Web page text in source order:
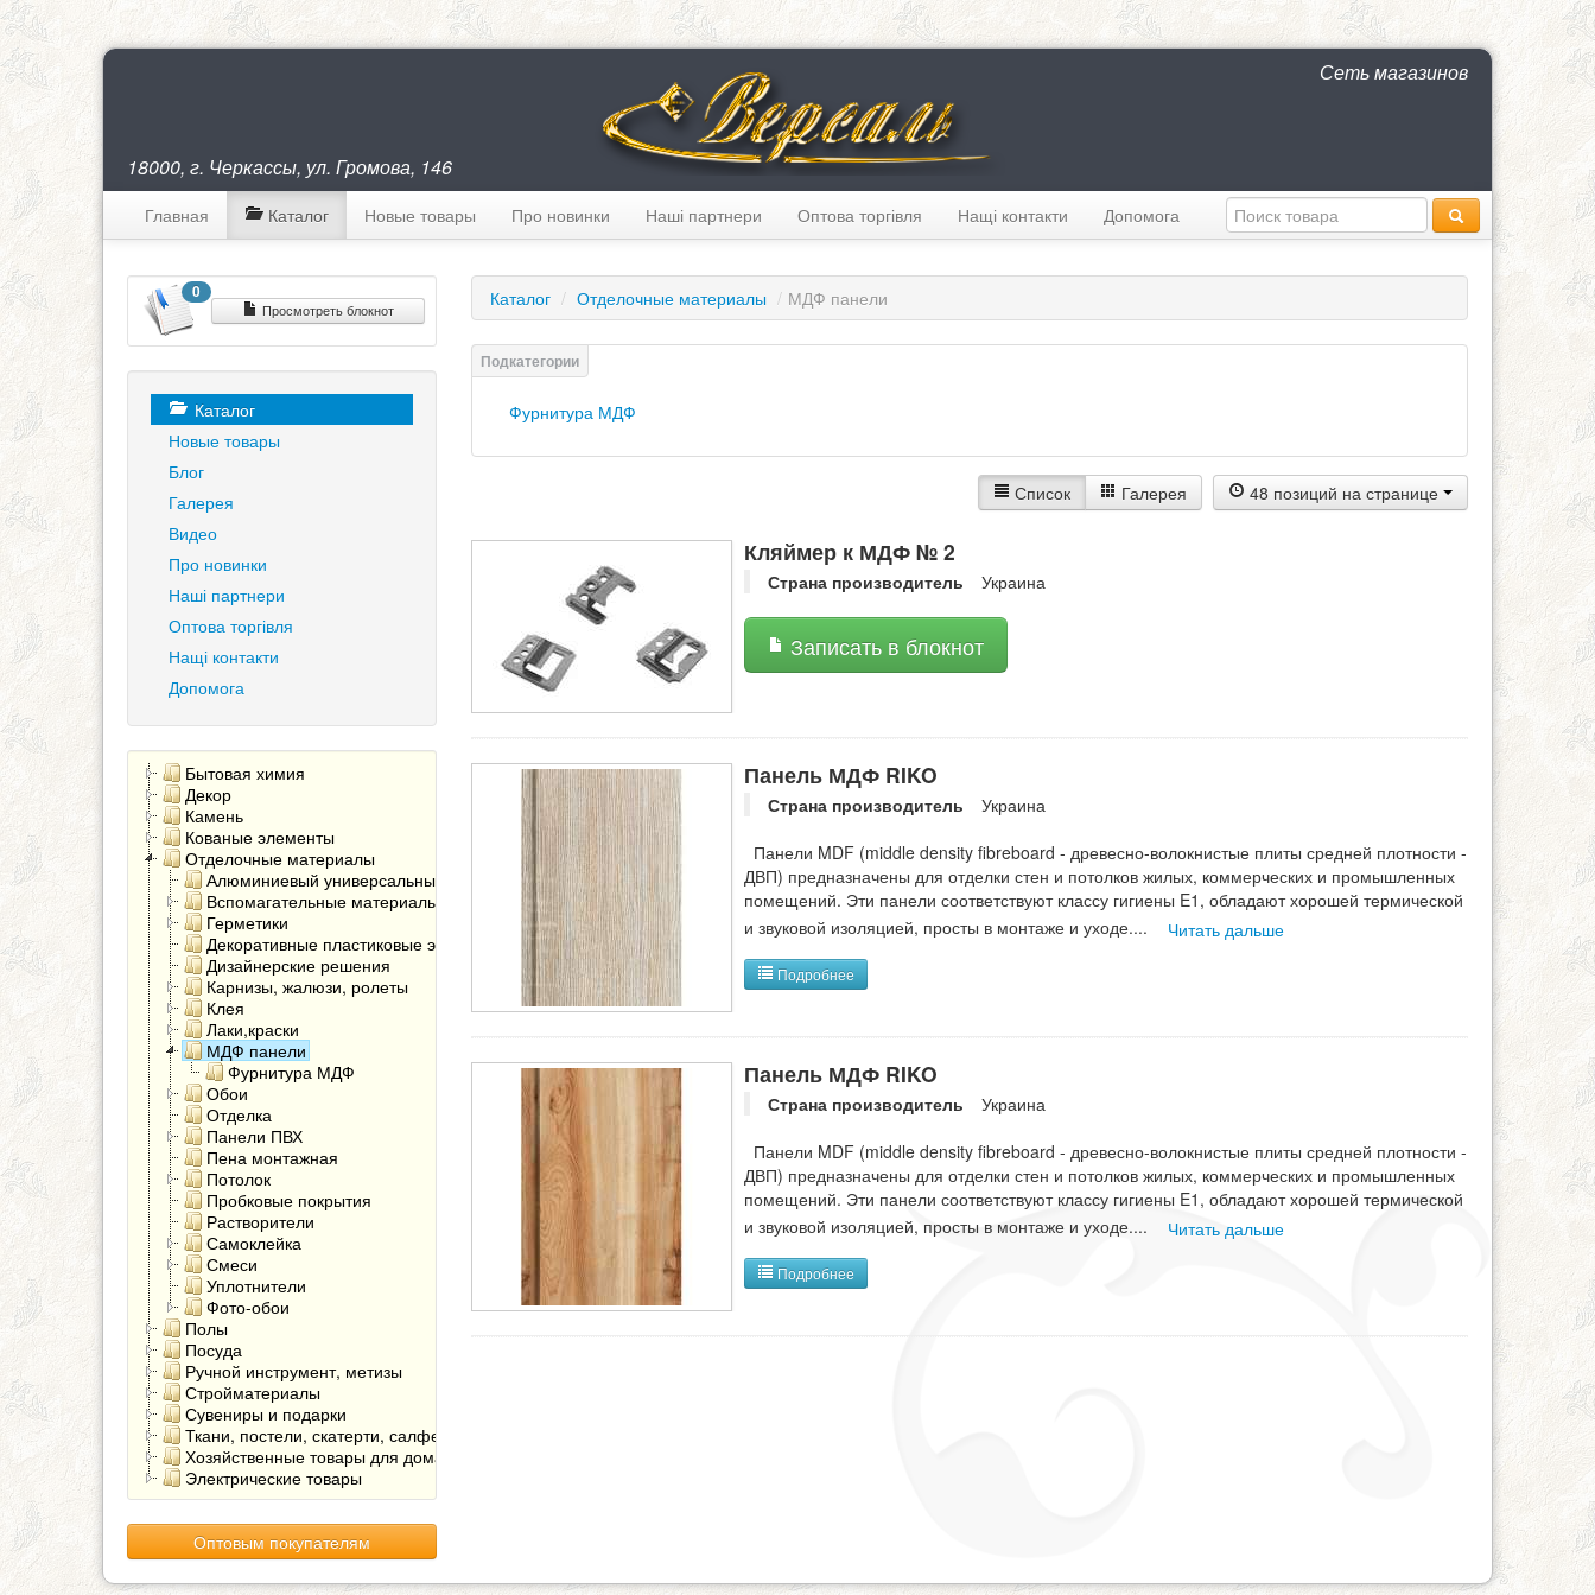
Сеть магазинов
18000, г. Черкассы, ул. Громова, 146
Главная Каталог Новые товары Про новинки Наші партнери Оптова торгівля Нащі контакти Допомога
0
Просмотреть блокнот
Каталог
Новые товары
Блог
Галерея
Видео
Про новинки
Наші партнери
Оптова торгівля
Нащі контакти
Допомога
Бытовая химия
Декор
Камень
Кованые элементы
Отделочные материалы
Алюминиевый универсальный угол
Вспомагательные материалы
Герметики
Декоративные пластиковые элементы
Дизайнерские решения
Карнизы, жалюзи, ролеты
Клея
Лаки,краски
МДФ панели
Фурнитура МДФ
Обои
Отделка
Панели ПВХ
Пена монтажная
Потолок
Пробковые покрытия
Растворители
Самоклейка
Смеси
Уплотнители
Фото-обои
Полы
Посуда
Ручной инструмент, метизы
Стройматериалы
Сувениры и подарки
Ткани, постели, скатерти, салфетки
Хозяйственные товары для дома
Электрические товары
Оптовым покупателям
Каталог / Отделочные материалы / МДФ панели
Фурнитура МДФ
Список Галерея 48 позиций на странице
Кляймер к МДФ № 2
Страна производитель Украина
Записать в блокнот
Панель МДФ RIKO
Страна производитель
Украина
Панели MDF (middle density fibreboard - древесно-волокнистые плиты средней плотности -
ДВП) предназначены для отделки стен и потолков жилых, коммерческих и промышленных
помещений. Эти панели соответствуют классу гигиены E1, обладают хорошей термической
и звуковой изоляцией, просты в монтаже и уходе.... Читать дальше
Подробнее
Панель МДФ RIKO
Страна производитель
Украина
Панели MDF (middle density fibreboard - древесно-волокнистые плиты средней плотности -
ДВП) предназначены для отделки стен и потолков жилых, коммерческих и промышленных
помещений. Эти панели соответствуют классу гигиены E1, обладают хорошей термической
и звуковой изоляцией, просты в монтаже и уходе.... Читать дальше
Подробнее